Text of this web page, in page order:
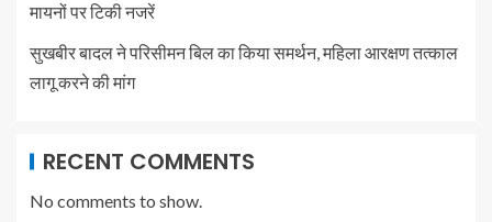
मायनों पर टिकी नजरें
सुखबीर बादल ने परिसीमन बिल का किया समर्थन, महिला आरक्षण तत्काल
लागू करने की मांग
RECENT COMMENTS
No comments to show.